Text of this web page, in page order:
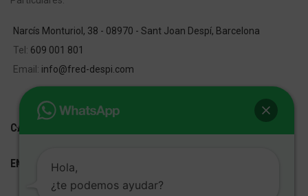
Narcís Monturiol, 38 - 08970 - Sant Joan Despí, Barcelona
Tel: 609 001 801
Email: info@fred-despi.com
CATEGORIAS
ENLACES ÚTILES
Hola,
¿te podemos ayudar?